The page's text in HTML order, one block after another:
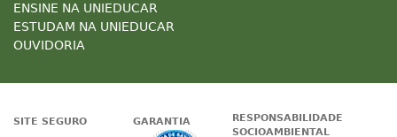
ENSINE NA UNIEDUCAR
ESTUDAM NA UNIEDUCAR
OUVIDORIA
SITE SEGURO GARANTIA
RESPONSABILIDADE
SOCIOAMBIENTAL